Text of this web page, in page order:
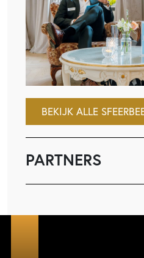
BEKIJK ALLE
PARTNERS